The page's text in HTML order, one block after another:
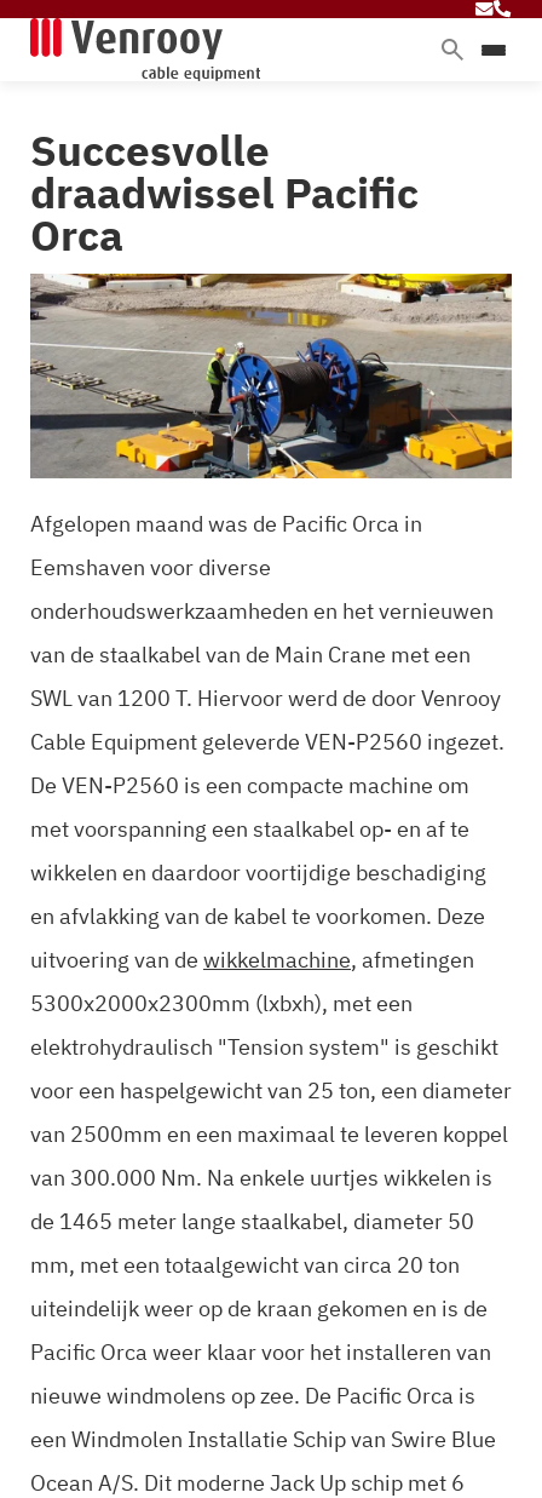
Producten
Diensten
Branches
Over ons
Blog
Contact
Succesvolle
draadwissel Pacific
Orca
Afgelopen maand was de Pacific Orca in
Eemshaven voor diverse
onderhoudswerkzaamheden en het vernieuwen
van de staalkabel van de Main Crane met een
SWL van 1200 T. Hiervoor werd de door Venrooy
Cable Equipment geleverde VEN-P2560 ingezet.
De VEN-P2560 is een compacte machine om
met voorspanning een staalkabel op- en af te
wikkelen en daardoor voortijdige beschadiging
en afvlakking van de kabel te voorkomen. Deze
uitvoering van de wikkelmachine, afmetingen
5300x2000x2300mm (lxbxh), met een
elektrohydraulisch "Tension system" is geschikt
voor een haspelgewicht van 25 ton, een diameter
van 2500mm en een maximaal te leveren koppel
van 300.000 Nm. Na enkele uurtjes wikkelen is
de 1465 meter lange staalkabel, diameter 50
mm, met een totaalgewicht van circa 20 ton
uiteindelijk weer op de kraan gekomen en is de
Pacific Orca weer klaar voor het installeren van
nieuwe windmolens op zee. De Pacific Orca is
een Windmolen Installatie Schip van Swire Blue
Ocean A/S. Dit moderne Jack Up schip met 6